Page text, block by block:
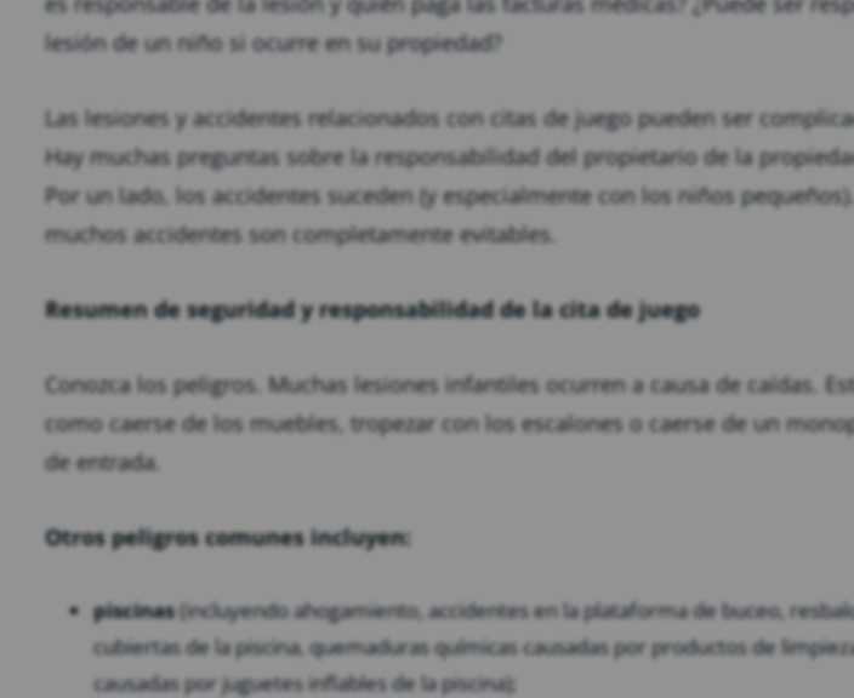
lesión de un niño si ocurre en su propiedad?
Las lesiones y accidentes relacionados con citas de juego pueden ser
Hay muchas preguntas sobre la responsabilidad del propietario de la
Por un lado, los accidentes suceden (y especialmente con los niños
muchos accidentes son completamente evitables.
Resumen de seguridad y responsabilidad de la cita de juego
Conozca los peligros. Muchas lesiones infantiles ocurren a causa de caídas.
como caerse de los muebles, tropezar con los escalones o caerse de un
de entrada.
Otros peligros comunes incluyen:
piscinas(incluyendo ahogamiento, accidentes en la plataforma de buceo,
cubiertas de la piscina, quemaduras químicas causadas por productos de
causadas por juguetes inflables de la piscina);